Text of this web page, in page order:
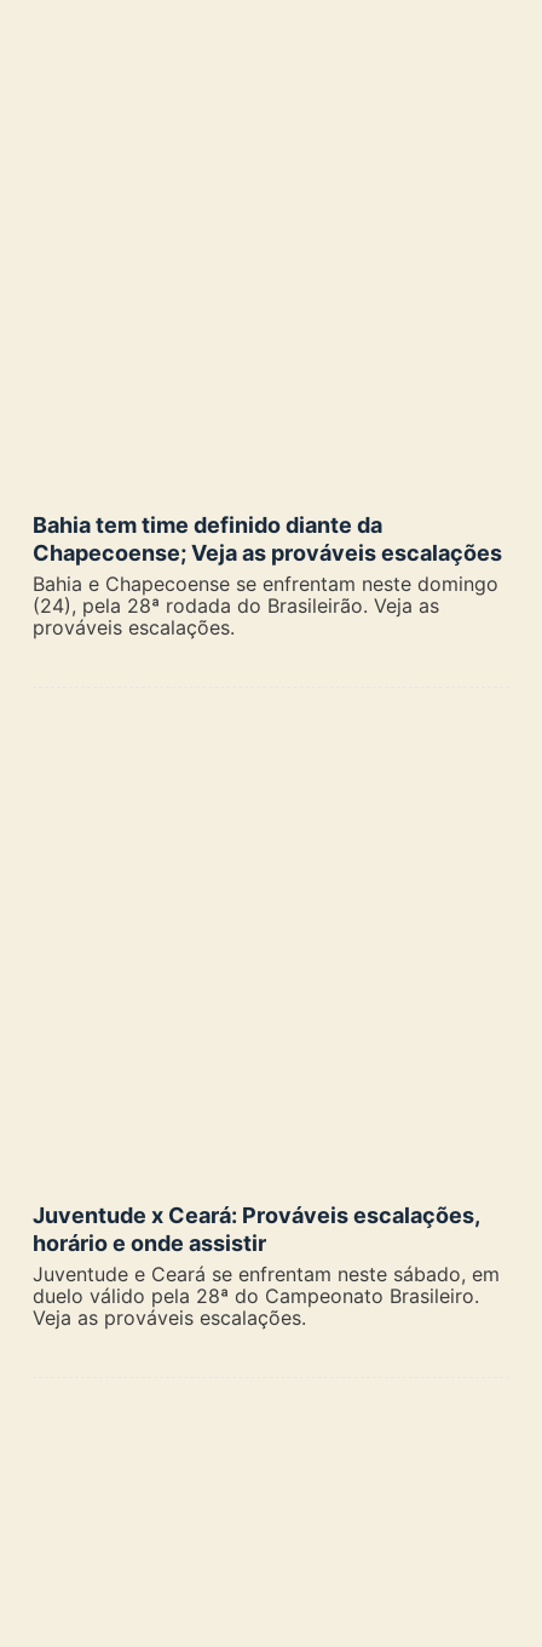
Bahia tem time definido diante da
Chapecoense; Veja as prováveis escalações
Bahia e Chapecoense se enfrentam neste domingo
(24), pela 28ª rodada do Brasileirão. Veja as
prováveis escalações.
Juventude x Ceará: Prováveis escalações,
horário e onde assistir
Juventude e Ceará se enfrentam neste sábado, em
duelo válido pela 28ª do Campeonato Brasileiro.
Veja as prováveis escalações.